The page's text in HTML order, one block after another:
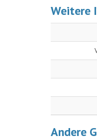
Weitere
Andere